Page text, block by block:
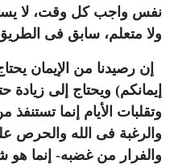
نفس واجب كل وقت، لا
ولا متعلم، سابق فى
إن رصيدنا من الإيمان
إيمانكم) ويحتاج إلى
وتقلبات الأيام إنما
والرغبة فى الله والحرص
والفرار من غضبه- إنما